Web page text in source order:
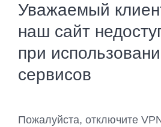
Уважаемый
наш сайт
при
сервисов
Пожалуйста, отключите